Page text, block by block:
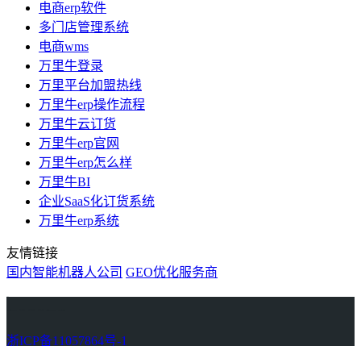
电商erp软件
多门店管理系统
电商wms
万里牛登录
万里平台加盟热线
万里牛erp操作流程
万里牛云订货
万里牛erp官网
万里牛erp怎么样
万里牛BI
企业SaaS化订货系统
万里牛erp系统
友情链接
国内智能机器人公司 GEO优化服务商
浙ICP备11057864号-1